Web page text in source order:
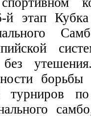
этап
без
турниров